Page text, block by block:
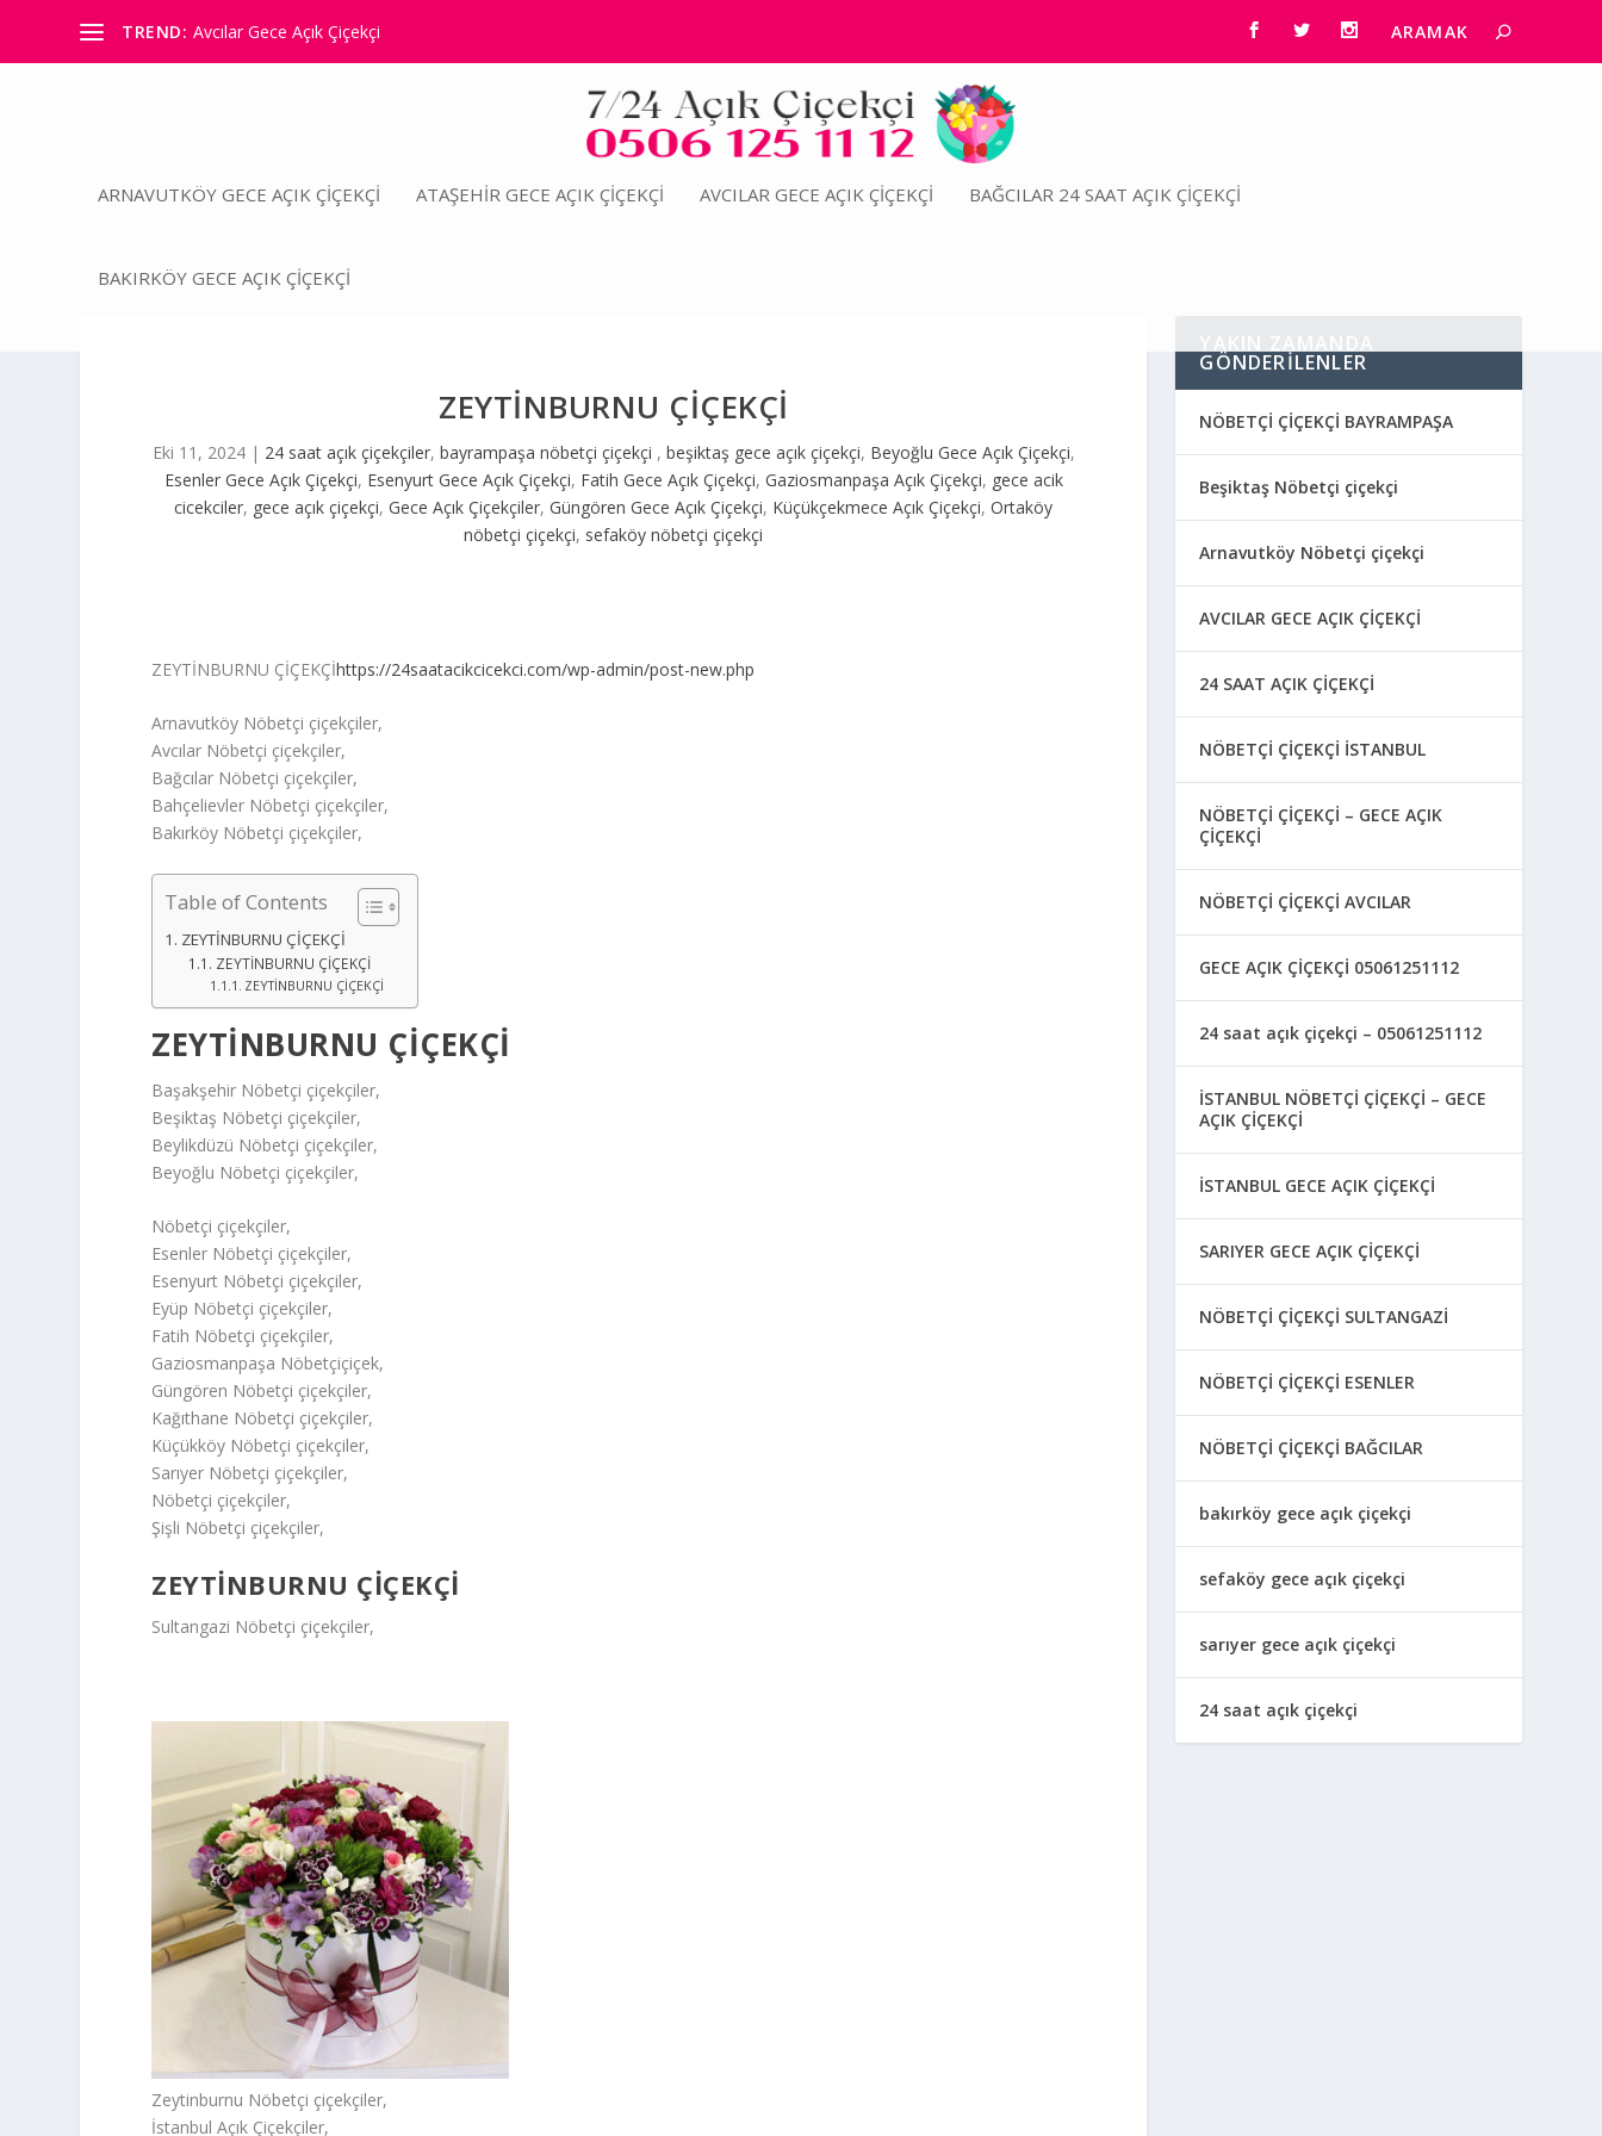
TREND: Avcılar Gece Açık Çiçekçi
ARNAVUTKÖY GECE AÇIK ÇIÇEKÇI ATAŞEHIR GECE AÇIK ÇIÇEKÇI AVCILAR GECE AÇIK ÇIÇEKÇI BAĞCILAR 24 SAAT AÇIK ÇIÇEKÇI
BAKIRKÖY GECE AÇIK ÇIÇEKÇI
ZEYTİNBURNU ÇİÇEKÇİ
Eki 11, 2024| 24 saat açık çiçekçiler, bayrampaşa nöbetçi çiçekçi , beşiktaş gece açık çiçekçi, Beyoğlu Gece Açık Çiçekçi,
Esenler Gece Açık Çiçekçi, Esenyurt Gece Açık Çiçekçi, Fatih Gece Açık Çiçekçi, Gaziosmanpaşa Açık Çiçekçi, gece acik
cicekciler, gece açık çiçekçi,Gece Açık Çiçekçiler,Güngören Gece Açık Çiçekçi, Küçükçekmece Açık Çiçekçi,Ortaköy
nöbetçi çiçekçi, sefaköy nöbetçi çiçekçi
ZEYTİNBURNU ÇİÇEKÇİhttps://24saatacikcicekci.com/wp-admin/post-new.php
Arnavutköy Nöbetçi çiçekçiler,
Avcılar Nöbetçi çiçekçiler,
Bağcılar Nöbetçi çiçekçiler,
Bahçelievler Nöbetçi çiçekçiler,
Bakırköy Nöbetçi çiçekçiler,
Table of Contents
ZEYTİNBURNU ÇİÇEKÇİ
ZEYTİNBURNU ÇİÇEKÇİ
ZEYTİNBURNU ÇİÇEKÇİ
ZEYTİNBURNU ÇİÇEKÇİ
Başakşehir Nöbetçi çiçekçiler,
Beşiktaş Nöbetçi çiçekçiler,
Beylikdüzü Nöbetçi çiçekçiler,
Beyoğlu Nöbetçi çiçekçiler,
Nöbetçi çiçekçiler,
Esenler Nöbetçi çiçekçiler,
Esenyurt Nöbetçi çiçekçiler,
Eyüp Nöbetçi çiçekçiler,
Fatih Nöbetçi çiçekçiler,
Gaziosmanpaşa Nöbetçiçiçek,
Güngören Nöbetçi çiçekçiler,
Kağıthane Nöbetçi çiçekçiler,
Küçükköy Nöbetçi çiçekçiler,
Sarıyer Nöbetçi çiçekçiler,
Nöbetçi çiçekçiler,
Şişli Nöbetçi çiçekçiler,
ZEYTİNBURNU ÇİÇEKÇİ
Sultangazi Nöbetçi çiçekçiler,
Zeytinburnu Nöbetçi çiçekçiler,
İstanbul Açık Çiçekçiler,
GÖNDERILENLER
NÖBETÇİ ÇİÇEKÇİ BAYRAMPAŞA
Beşiktaş Nöbetçi çiçekçi
Arnavutköy Nöbetçi çiçekçi
AVCILAR GECE AÇIK ÇİÇEKÇİ
24 SAAT AÇIK ÇİÇEKÇİ
NÖBETÇİ ÇİÇEKÇİ İSTANBUL
NÖBETÇİ ÇİÇEKÇİ – GECE AÇIK
ÇİÇEKÇİ
NÖBETÇİ ÇİÇEKÇİ AVCILAR
GECE AÇIK ÇİÇEKÇİ 05061251112
24 saat açık çiçekçi – 05061251112
İSTANBUL NÖBETÇİ ÇİÇEKÇİ – GECE
AÇIK ÇİÇEKÇİ
İSTANBUL GECE AÇIK ÇİÇEKÇİ
SARIYER GECE AÇIK ÇİÇEKÇİ
NÖBETÇİ ÇİÇEKÇİ SULTANGAZİ
NÖBETÇİ ÇİÇEKÇİ ESENLER
NÖBETÇİ ÇİÇEKÇİ BAĞCILAR
bakırköy gece açık çiçekçi
sefaköy gece açık çiçekçi
sarıyer gece açık çiçekçi
24 saat açık çiçekçi